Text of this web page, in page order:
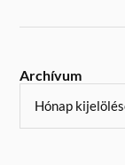
Archívum